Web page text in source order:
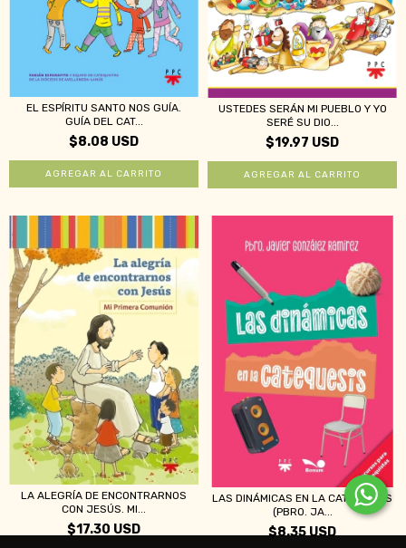
EL ESPÍRITU SANTO NOS GUÍA.
GUÍA DEL CAT...
$8.08 USD
USTEDES SERÁN MI PUEBLO Y YO
SERÉ SU DIO...
$19.97 USD
LA ALEGRÍA DE ENCONTRARNOS
CON JESÚS. MI...
$17.30 USD
LAS DINÁMICAS EN LA CATEQUESIS
(PBRO. JA...
$8.35 USD